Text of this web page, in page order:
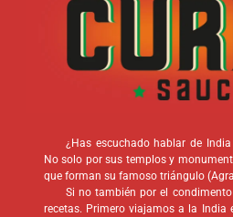
¿Has escuchado hablar de
No solo por sus templos y
que forman su famoso triángulo
Si no también por el
recetas. Primero viajamos a la India